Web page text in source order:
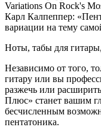
Карл Калпеппер:
вариации на тему
Ноты, табы для
Независимо от того,
гитару или вы
разжечь или
Плюс» станет вашим
бесчисленным
пентатоника.